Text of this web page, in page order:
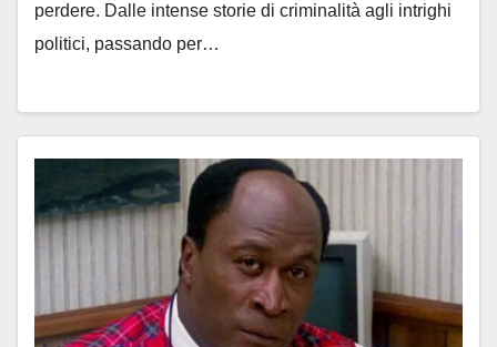
perdere. Dalle intense storie di criminalità agli intrighi
politici, passando per…